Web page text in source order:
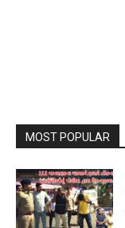
MOST POPULAR